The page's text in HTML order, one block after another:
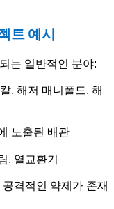
트 예시
는 일반적인 분야:
, 해저 매니폴드, 해
노출된 배관
, 열교환기
격적인 약제가 존재